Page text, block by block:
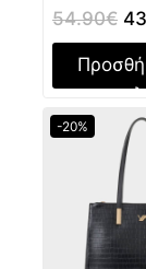
54.90€
-20%